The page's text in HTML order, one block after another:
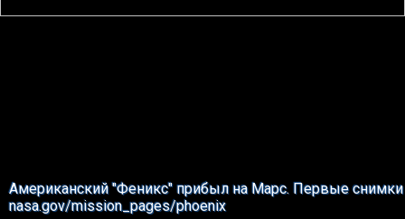
Американский "Феникс" прибыл на Марс. Первые снимки
nasa.gov/mission_pages/phoenix